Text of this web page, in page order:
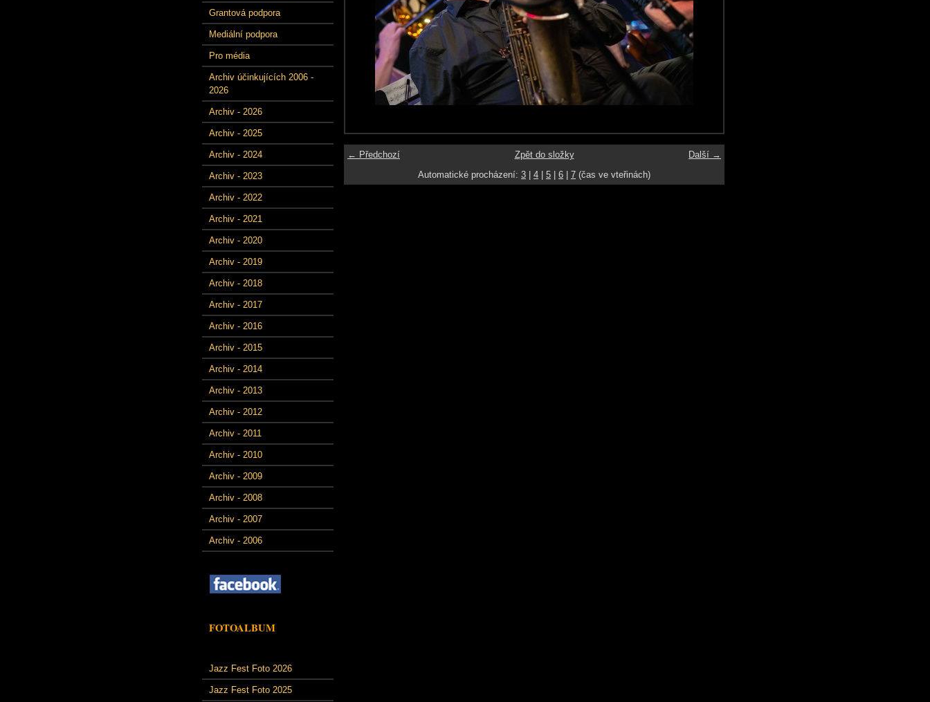
Grantová podpora
Mediální podpora
Pro média
Archiv účinkujících 2006 -
2026
Archiv - 2026
Archiv - 2025
Archiv - 2024
Archiv - 2023
Archiv - 2022
Archiv - 2021
Archiv - 2020
Archiv - 2019
Archiv - 2018
Archiv - 2017
Archiv - 2016
Archiv - 2015
Archiv - 2014
Archiv - 2013
Archiv - 2012
Archiv - 2011
Archiv - 2010
Archiv - 2009
Archiv - 2008
Archiv - 2007
Archiv - 2006
FOTOALBUM
Jazz Fest Foto 2026
Jazz Fest Foto 2025
← Předchozí Další →
Zpět do složky
Automatické procházení: 3 4 5 6 7 (čas ve vteřinách)